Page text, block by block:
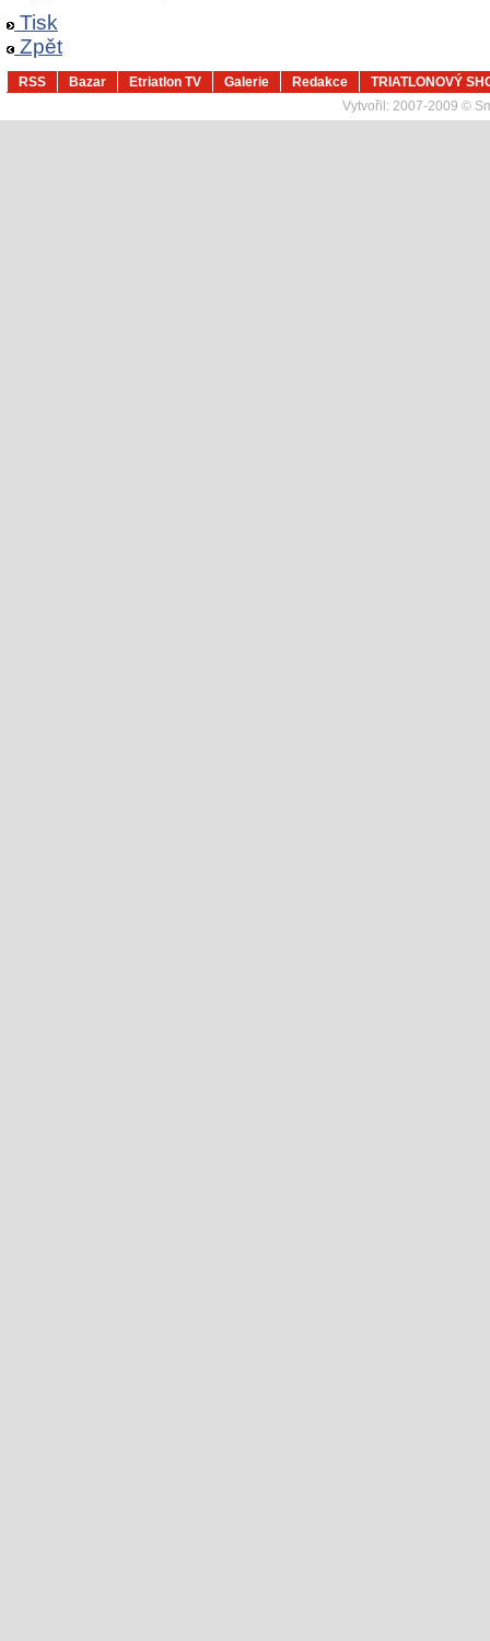
Tisk
Zpět
RSS Bazar Etriatlon TV Galerie Redakce
TRIATLONOVÝ
Vytvořil: 2007-2009 ©